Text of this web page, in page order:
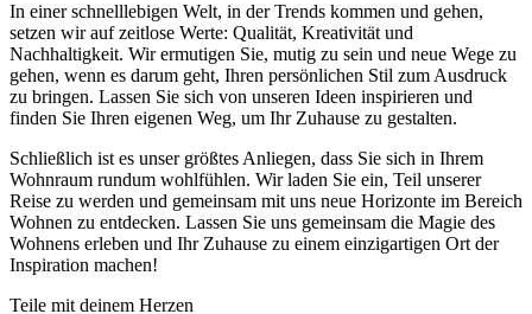
In einer schnelllebigen Welt, in der Trends kommen und gehen,
setzen wir auf zeitlose Werte: Qualität, Kreativität und
Nachhaltigkeit. Wir ermutigen Sie, mutig zu sein und neue Wege zu
gehen, wenn es darum geht, Ihren persönlichen Stil zum Ausdruck
zu bringen. Lassen Sie sich von unseren Ideen inspirieren und
finden Sie Ihren eigenen Weg, um Ihr Zuhause zu gestalten.
Schließlich ist es unser größtes Anliegen, dass Sie sich in Ihrem
Wohnraum rundum wohlfühlen. Wir laden Sie ein, Teil unserer
Reise zu werden und gemeinsam mit uns neue Horizonte im Bereich
Wohnen zu entdecken. Lassen Sie uns gemeinsam die Magie des
Wohnens erleben und Ihr Zuhause zu einem einzigartigen Ort der
Inspiration machen!
Teile mit deinem Herzen